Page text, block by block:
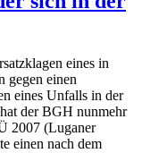
eines in
gegen einen
eines Unfalls in der
der BGH nunmehr
2007 (Luganer
einen nach dem